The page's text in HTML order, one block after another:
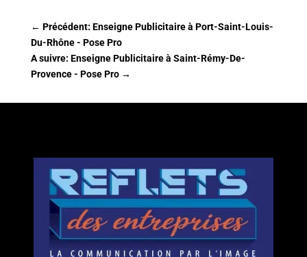
← Précédent: Enseigne Publicitaire à Port-Saint-Louis-
Du-Rhône - Pose Pro
A suivre: Enseigne Publicitaire à Saint-Rémy-De-
Provence - Pose Pro→